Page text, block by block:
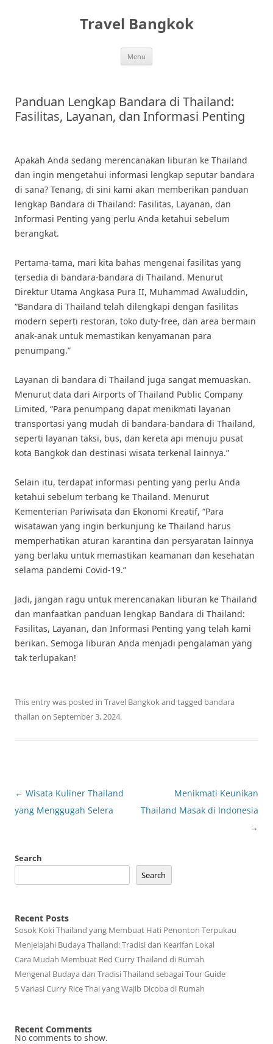
Travel Bangkok
Menu
Panduan Lengkap Bandara di Thailand:
Fasilitas, Layanan, dan Informasi Penting
Apakah Anda sedang merencanakan liburan ke Thailand
dan ingin mengetahui informasi lengkap seputar bandara
di sana? Tenang, di sini kami akan memberikan panduan
lengkap Bandara di Thailand: Fasilitas, Layanan, dan
Informasi Penting yang perlu Anda ketahui sebelum
berangkat.
Pertama-tama, mari kita bahas mengenai fasilitas yang
tersedia di bandara-bandara di Thailand. Menurut
Direktur Utama Angkasa Pura II, Muhammad Awaluddin,
“Bandara di Thailand telah dilengkapi dengan fasilitas
modern seperti restoran, toko duty-free, dan area bermain
anak-anak untuk memastikan kenyamanan para
penumpang.”
Layanan di bandara di Thailand juga sangat memuaskan.
Menurut data dari Airports of Thailand Public Company
Limited, “Para penumpang dapat menikmati layanan
transportasi yang mudah di bandara-bandara di Thailand,
seperti layanan taksi, bus, dan kereta api menuju pusat
kota Bangkok dan destinasi wisata terkenal lainnya.”
Selain itu, terdapat informasi penting yang perlu Anda
ketahui sebelum terbang ke Thailand. Menurut
Kementerian Pariwisata dan Ekonomi Kreatif, “Para
wisatawan yang ingin berkunjung ke Thailand harus
memperhatikan aturan karantina dan persyaratan lainnya
yang berlaku untuk memastikan keamanan dan kesehatan
selama pandemi Covid-19.”
Jadi, jangan ragu untuk merencanakan liburan ke Thailand
dan manfaatkan panduan lengkap Bandara di Thailand:
Fasilitas, Layanan, dan Informasi Penting yang telah kami
berikan. Semoga liburan Anda menjadi pengalaman yang
tak terlupakan!
This entry was posted in Travel Bangkokand tagged bandara
thailan on September 3, 2024.
Post
navigation
← Wisata Kuliner Thailand
yang Menggugah Selera
Menikmati Keunikan
Thailand Masak di Indonesia
→
Search
Search
Recent Posts
Sosok Koki Thailand yang Membuat Hati Penonton Terpukau
Menjelajahi Budaya Thailand: Tradisi dan Kearifan Lokal
Cara Mudah Membuat Red Curry Thailand di Rumah
Mengenal Budaya dan Tradisi Thailand sebagai Tour Guide
5 Variasi Curry Rice Thai yang Wajib Dicoba di Rumah
Recent Comments
No comments to show.